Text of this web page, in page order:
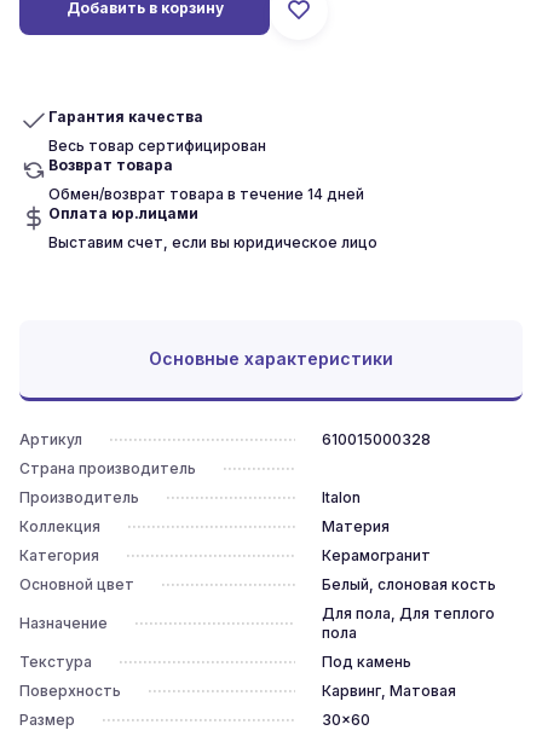
Добавить в корзину
Гарантия качества
Весь товар сертифицирован
Возврат товара
Обмен/возврат товара в течение 14 дней
Оплата юр.лицами
Выставим счет, если вы юридическое лицо
Основные характеристики
Артикул
610015000328
Страна производитель
Производитель
Italon
Коллекция
Материя
Категория
Керамогранит
Основной цвет
Белый, слоновая кость
Назначение
Для пола, Для теплого
пола
Текстура
Под камень
Поверхность
Карвинг, Матовая
Размер
30x60